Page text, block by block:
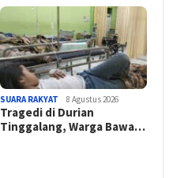
SUARA RAKYAT 8 Agustus 2026
Tragedi di Durian
Tinggalang, Warga Bawa…